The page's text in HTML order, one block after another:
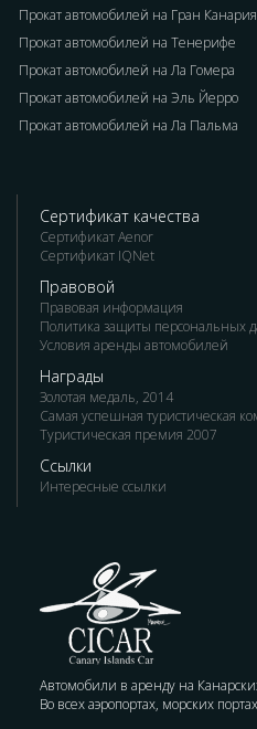
Прокат автомобилей на Гран Канария
Прокат автомобилей на Тенерифе
Прокат автомобилей на Ла Гомера
Прокат автомобилей на Эль Йерро
Прокат автомобилей на Ла Пальма
Сертификат качества
Сертификат Aenor
Сертификат IQNet
Правовой
Правовая информация
Политика защиты персональных
Условия аренды автомобилей
Награды
Золотая медаль, 2014
Самая успешная туристическая
Туристическая премия 2007
Ссылки
Интересные ссылки
Автомобили в аренду на
Во всех аэропортах, морских